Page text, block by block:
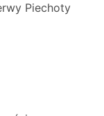
Piechoty